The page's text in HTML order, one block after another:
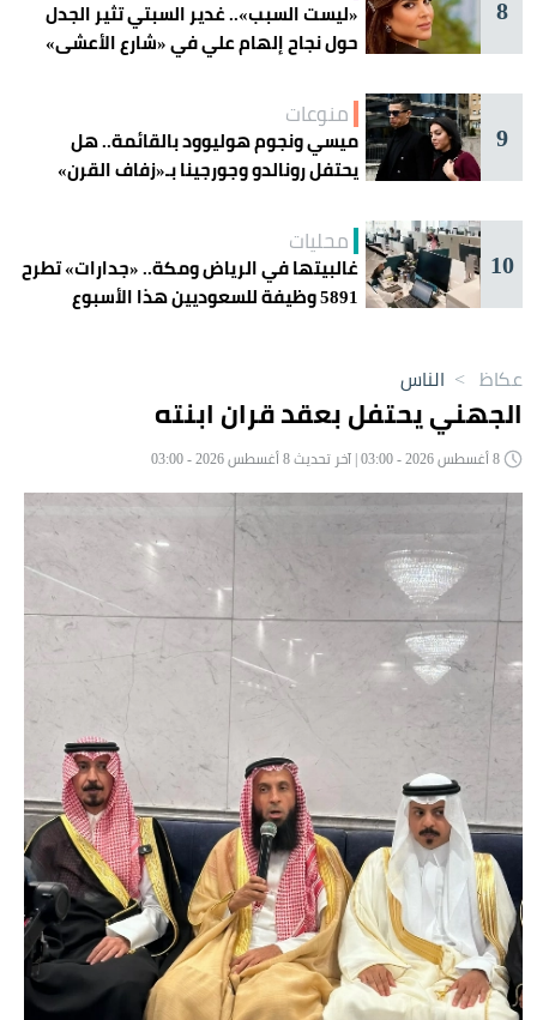
8
«ليست السبب».. غدير السبتي تثير الجدل
حول نجاح إلهام علي في «شارع الأعشى»
9
منوعات
ميسي ونجوم هوليوود بالقائمة.. هل
يحتفل رونالدو وجورجينا بـ«زفاف القرن»
10
محليات
غالبيتها في الرياض ومكة.. «جدارات» تطرح
5891 وظيفة للسعوديين هذا الأسبوع
عكاظ > الناس
الجهني يحتفل بعقد قران ابنته